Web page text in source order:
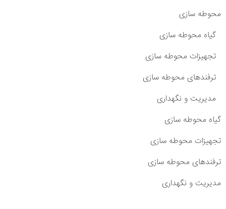
محوطه سازی
گیاه محوطه سازی
تجهیزات محوطه سازی
ترفندهای محوطه سازی
مدیریت و نگهداری
گیاه محوطه سازی
تجهیزات محوطه سازی
ترفندهای محوطه سازی
مدیریت و نگهداری